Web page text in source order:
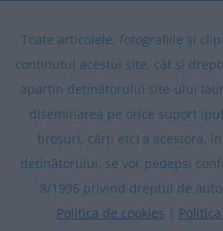
Toate articolele, fotografiile și
conținutul acestui site, cât și
aparțin deținătorului site-ului
diseminarea pe orice suport
broșuri, cărți etc) a acestora,
deținătorului, se vor pedepsi
8/1996 privind dreptul de
Politica de cookies |